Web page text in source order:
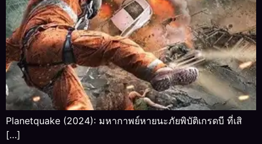
Planetquake (2024): มหากาพย์หายนะภัยพิบัติเกรดบี ที่เสิ
[…]